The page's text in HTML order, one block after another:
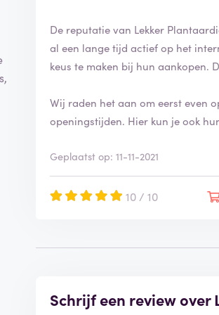
De reputatie van Lekker
al een lange tijd actief op het
keus te maken bij hun aankopen.
Wij raden het aan om eerst even
openingstijden. Hier kun je ook
Geplaatst op: 11-11-2021
10 / 10
Schrijf een review